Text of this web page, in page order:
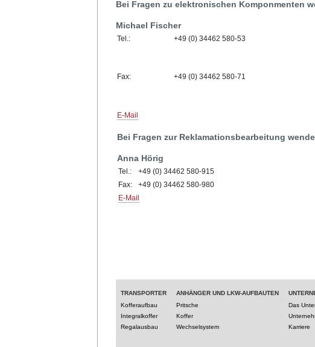
Bei Fragen zu elektronischen Komponmenten
Michael Fischer
Tel.: +49 (0) 34462 580-53
Fax: +49 (0) 34462 580-71
E-Mail
Bei Fragen zur Reklamationsbearbeitung
Anna Hörig
Tel.:
+49 (0) 34462 580-915
Fax:
+49 (0) 34462 580-980
E-Mail
TRANSPORTER
Kofferaufbau
Integralkoffer
Regalausbau
ANHÄNGER UND LKW-AUFBAUTEN
Pritsche
Koffer
Wechselsystem
Das
Karriere